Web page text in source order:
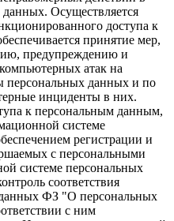
Осуществляется
доступа к
принятие мер,
предупреждению и
атак на
данных и по
инциденты в них.
к персональным данным,
системе
регистрации и
с персональными
системе персональных
соответствия
ФЗ "О персональных
с ним